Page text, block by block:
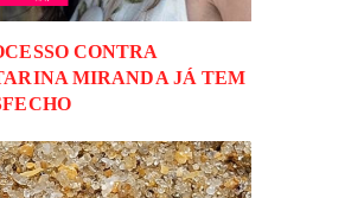
CONTRA
MIRANDA JÁ TEM